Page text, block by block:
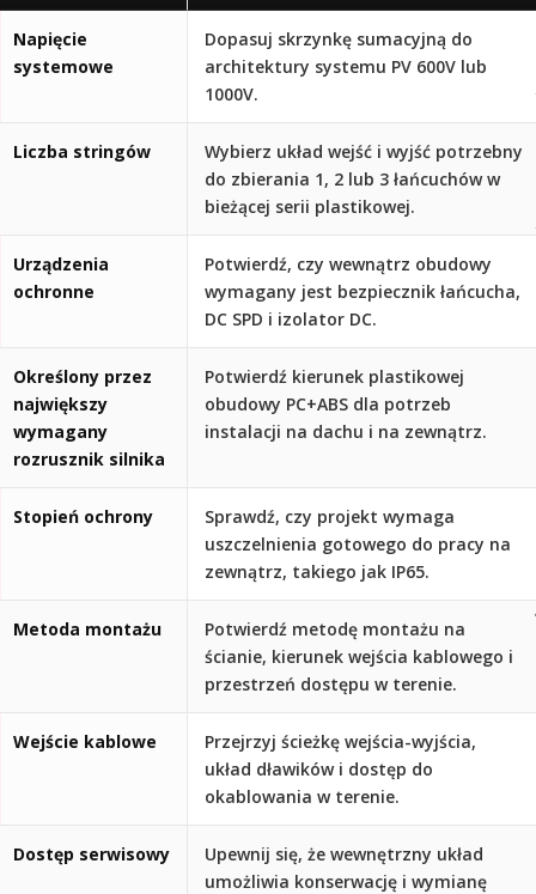
Napięcie
systemowe
Dopasuj skrzynkę sumacyjną do
architektury systemu PV 600V lub
1000V.
Liczba stringów
Wybierz układ wejść i wyjść potrzebny
do zbierania 1, 2 lub 3 łańcuchów w
bieżącej serii plastikowej.
Urządzenia
ochronne
Potwierdź, czy wewnątrz obudowy
wymagany jest bezpiecznik łańcucha,
DC SPD i izolator DC.
Określony przez
największy
wymagany
rozrusznik silnika
Potwierdź kierunek plastikowej
obudowy PC+ABS dla potrzeb
instalacji na dachu i na zewnątrz.
Stopień ochrony
Sprawdź, czy projekt wymaga
uszczelnienia gotowego do pracy na
zewnątrz, takiego jak IP65.
Metoda montażu
Potwierdź metodę montażu na
ścianie, kierunek wejścia kablowego i
przestrzeń dostępu w terenie.
Wejście kablowe
Przejrzyj ścieżkę wejścia-wyjścia,
układ dławików i dostęp do
okablowania w terenie.
Dostęp serwisowy
Upewnij się, że wewnętrzny układ
umożliwia konserwację i wymianę